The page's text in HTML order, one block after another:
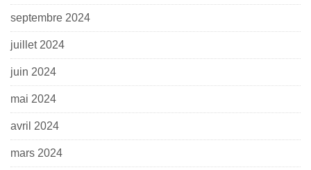
septembre 2024
juillet 2024
juin 2024
mai 2024
avril 2024
mars 2024